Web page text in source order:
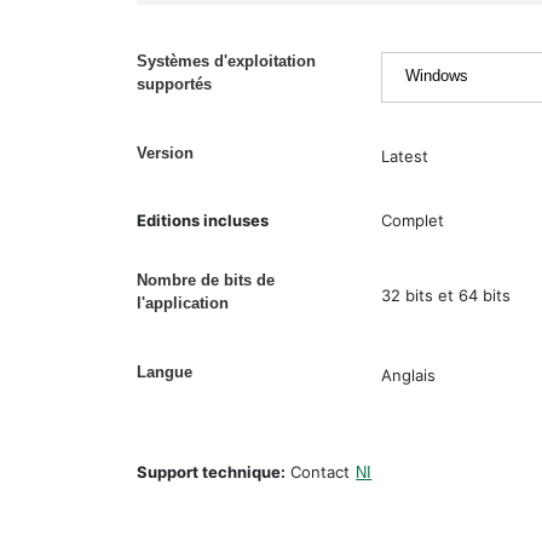
Systèmes d'exploitation
supportés
Version Latest
Editions incluses Complet
Nombre de bits de
l'application
32 bits et 64 bits
Langue Anglais
Support technique: Contact NI